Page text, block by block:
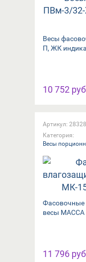
Весы
П, ЖК
10 752
Артикул:
Категория:
Весы
весы МАССА
11 796